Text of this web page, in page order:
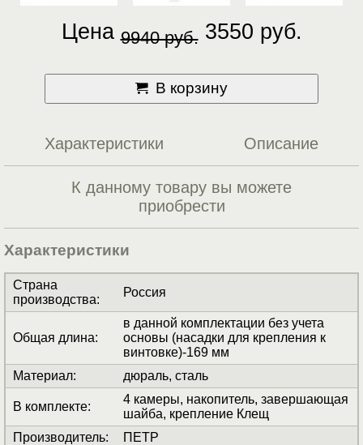
Цена 9940 руб. 3550 руб.
В корзину
Характеристики Описание
К данному товару вы можете
приобрести
Характеристики
Страна
производства:
Россия
Общая длина:
в данной комплектации без учета
основы (насадки для крепления к
винтовке)-169 мм
Материал: дюраль, сталь
В комплекте:
4 камеры, накопитель, завершающая
шайба, крепление Клещ
Производитель:
ПЕТР